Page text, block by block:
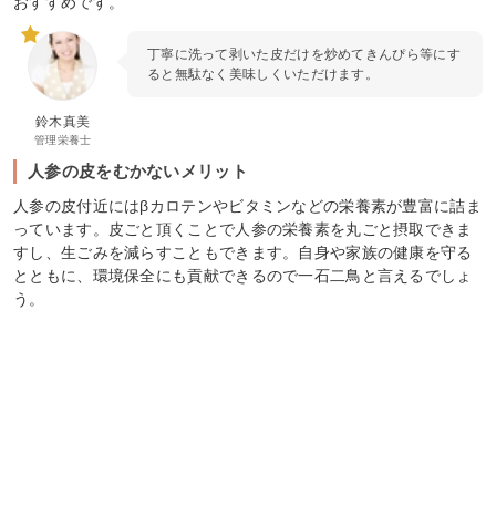
鈴木真美
管理栄養士
丁寧に洗って剥いた皮だけを炒めてきんぴら等にす
ると無駄なく美味しくいただけます。
人参の皮をむかないメリット
人参の皮付近にはβカロテンやビタミンなどの栄養素が豊富に詰ま
っています。皮ごと頂くことで人参の栄養素を丸ごと摂取できま
すし、生ごみを減らすこともできます。自身や家族の健康を守る
とともに、環境保全にも貢献できるので一石二鳥と言えるでしょ
う。